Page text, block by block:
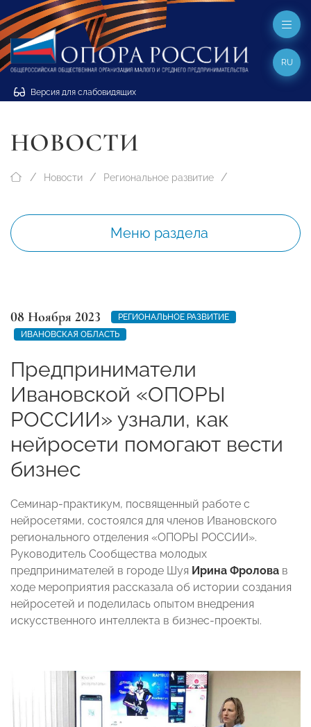
Версия для слабовидящих
RU
НОВОСТИ
Новости Региональное развитие
Меню раздела
08 Ноября 2023
РЕГИОНАЛЬНОЕ РАЗВИТИЕ
ИВАНОВСКАЯ ОБЛАСТЬ
Предприниматели
Ивановской «ОПОРЫ
РОССИИ» узнали, как
нейросети помогают вести
бизнес
Семинар-практикум, посвященный работе с
нейросетями, состоялся для членов Ивановского
регионального отделения «ОПОРЫ РОССИИ».
Руководитель Сообщества молодых
предпринимателей в городе Шуя Ирина Фролова в
ходе мероприятия рассказала об истории создания
нейросетей и поделилась опытом внедрения
искусственного интеллекта в бизнес-проекты.